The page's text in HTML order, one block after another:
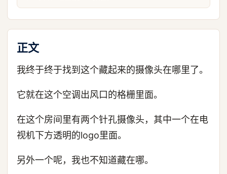
正文
我终于终于找到这个藏起来的摄像头在哪里了。
它就在这个空调出风口的格栅里面。
在这个房间里有两个针孔摄像头，其中一个在电
视机下方透明的logo里面。
另外一个呢，我也不知道藏在哪。